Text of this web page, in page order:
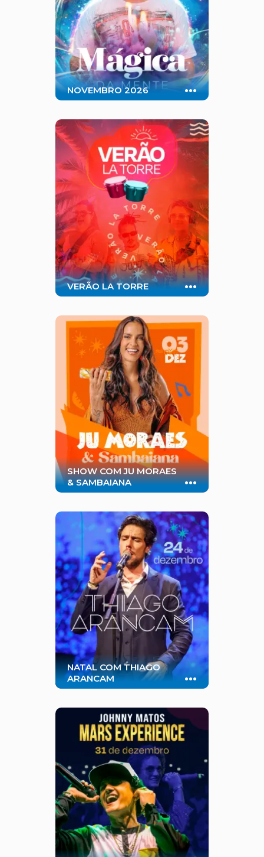
a familia durante todo o mês de
Novembro.
NOVEMBRO 2026 ...
na Bahia! Dá uma olhadinha nas
experiências incríveis que te
esperam por aqui.
VERÃO LA TORRE ...
Bahia marcam a abertura da
temporada de pré-verão.
SHOW COM JU MORAES
& SAMBAIANA
...
espera por você
NATAL COM THIAGO
ARANCAM
...